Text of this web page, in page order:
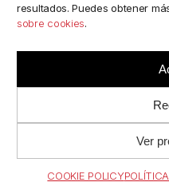
resultados. Puedes obtener
sobre cookies.
Ver
COOKIE POLICY
//